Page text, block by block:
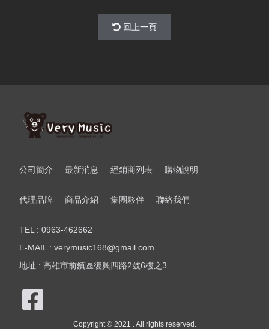
回上一頁
公司簡介 最新消息 經銷商列表 購物說明
代理品牌 商品介紹 集團夥伴 聯絡我們
TEL : 0963-462662
E-MAIL : verymusic168@gmail.com
地址 : 高雄市前鎮區復興四路2號6樓之3
Copyright © 2021 . All rights reserved.